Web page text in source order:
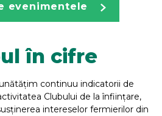
evenimentele
în cifre
continuu indicatorii de
Clubului de la înființare,
intereselor fermierilor din